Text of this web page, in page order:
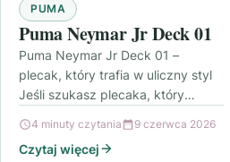
PUMA
Puma Neymar Jr Deck 01
Puma Neymar Jr Deck 01 –
plecak, który trafia w uliczny styl
Jeśli szukasz plecaka, który
garderoby prawdziwego fana
futbolu,…
4 minuty czytania 9 czerwca 2026
Czytaj więcej